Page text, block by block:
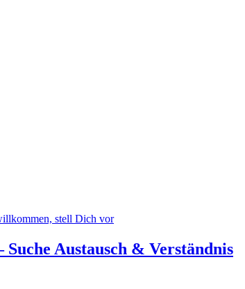
stell Dich vor
Austausch & Verständnis